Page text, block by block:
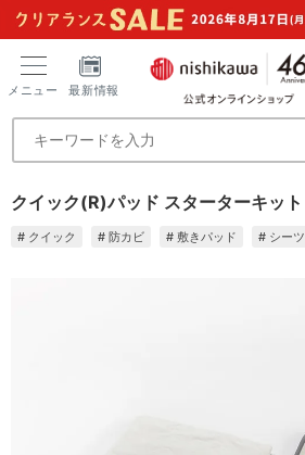
メニュー 最新情報
クイック(R)パッド スターターキット
# クイック # 防カビ # 敷きパッド # シーツ